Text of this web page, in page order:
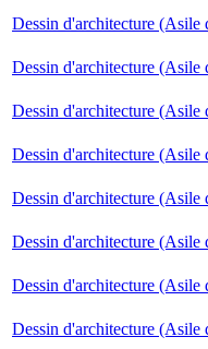
Dessin d'architecture (Asile
Dessin d'architecture (Asile
Dessin d'architecture (Asile
Dessin d'architecture (Asile
Dessin d'architecture (Asile
Dessin d'architecture (Asile
Dessin d'architecture (Asile
Dessin d'architecture (Asile